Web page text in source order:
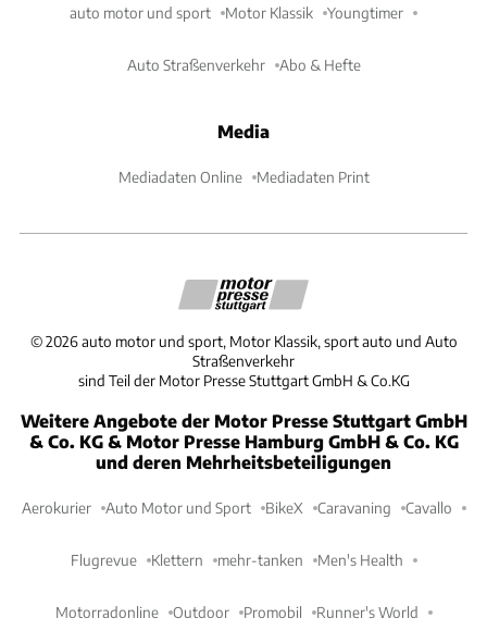
auto motor und sport Motor Klassik Youngtimer
Auto Straßenverkehr Abo & Hefte
Media
Mediadaten Online Mediadaten Print
©2026 auto motor und sport, Motor Klassik, sport auto und Auto
Straßenverkehr
sind Teil der Motor Presse Stuttgart GmbH & Co.KG
Weitere Angebote der Motor Presse Stuttgart GmbH
& Co. KG & Motor Presse Hamburg GmbH & Co. KG
und deren Mehrheitsbeteiligungen
Aerokurier Auto Motor und Sport BikeX Caravaning Cavallo
Flugrevue Klettern mehr-tanken Men's Health
Motorradonline Outdoor Promobil Runner's World